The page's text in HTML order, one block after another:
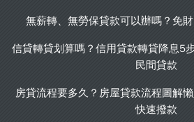
無薪轉、無勞保貸款可以辦嗎？免
信貸轉貸划算嗎？信用貸款轉貸降息5
民間貸款
房貸流程要多久？房屋貸款流程圖解
快速撥款